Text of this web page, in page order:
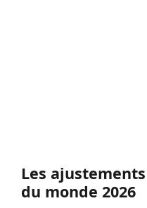
Les
du monde 2026